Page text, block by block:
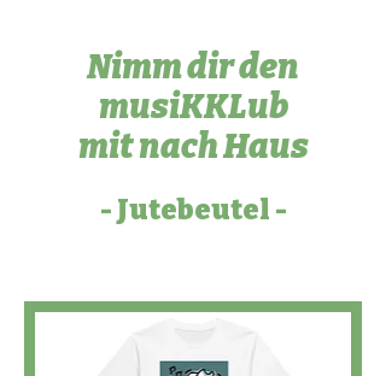
Nimm dir den
musiKKLub
mit nach Haus
- Jutebeutel -